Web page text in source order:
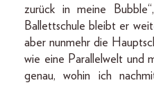
zurück in meine
Ballettschule bleibt er
aber nunmehr die
wie eine Parallelwelt und
genau, wohin ich